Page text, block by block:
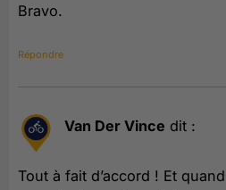
Bravo.
Répondre
Van Der Vince dit :
Tout à fait d’accord ! Et